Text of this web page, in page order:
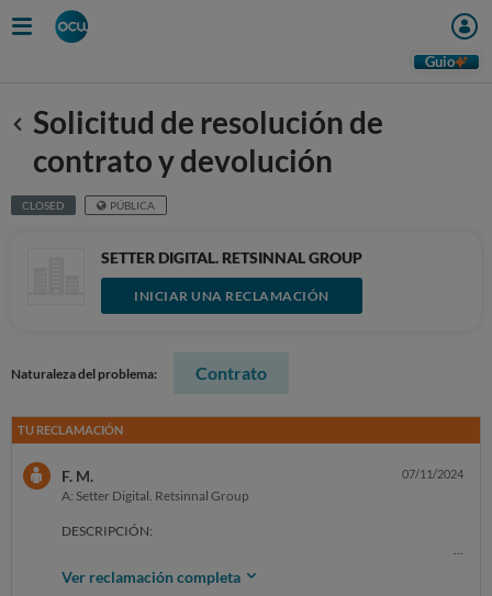
Guio
Anterior
Solicitud de resolución de
contrato y devolución
CLOSED PÚBLICA
SETTER DIGITAL. RETSINNAL GROUP
INICIAR UNA RECLAMACIÓN
Naturaleza del problema: Contrato
TU RECLAMACIÓN
F. M.
A: Setter Digital. Retsinnal Group
07/11/2024
DESCRIPCIÓN:
En primer lugar, el 1 de noviembre de 2024, me dirigí a la empresa
RETSINNAL GROUP, SLU cuyo nombre comercial es ELITE SALES,
Ver reclamación completa